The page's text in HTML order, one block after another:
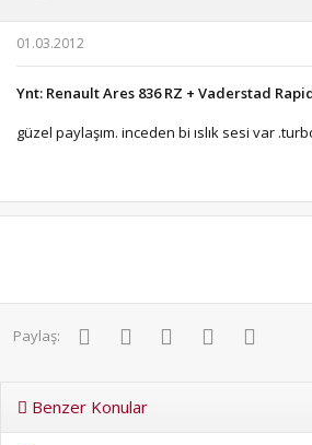
01.03.2012
Ynt: Renault Ares 836 RZ + Vaderstad
güzel paylaşım. inceden bi ıslık sesi var
Paylaş: FacebookTwitter PinterestWhatsApp
Benzer Konular